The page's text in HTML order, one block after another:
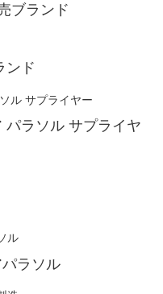
ブランド
ンド
パラソル サプライヤ
ラソル